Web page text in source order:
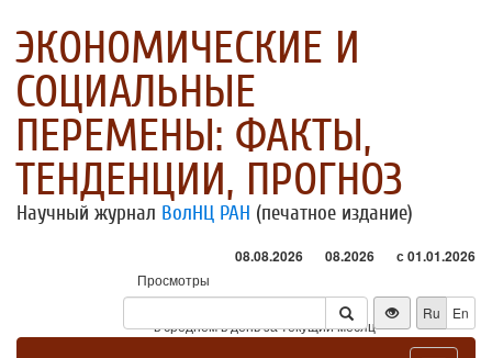
ЭКОНОМИЧЕСКИЕ И
СОЦИАЛЬНЫЕ
ПЕРЕМЕНЫ: ФАКТЫ,
ТЕНДЕНЦИИ, ПРОГНОЗ
Научный журнал ВолНЦ РАН (печатное издание)
08.08.2026 08.2026 с 01.01.2026
Просмотры
Посетители
* - в среднем в день за текущий месяц
Ru En